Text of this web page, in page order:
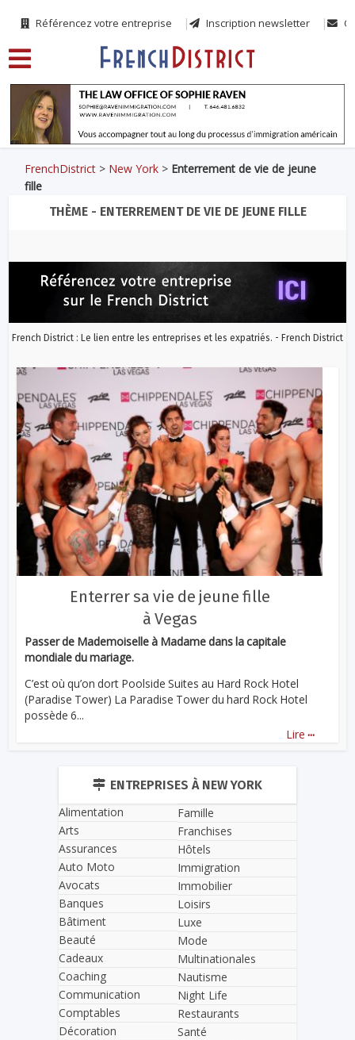
Référencez votre entreprise Inscription newsletter
FrenchDistrict > New York > Enterrement de vie de jeune
fille
THÈME - ENTERREMENT DE VIE DE JEUNE FILLE
French District : Le lien entre les entreprises et les expatriés. - French District
Enterrer sa vie de jeune fille
à Vegas
Passer de Mademoiselle à Madame dans la capitale
mondiale du mariage.
C’est où qu’on dort Poolside Suites au Hard Rock Hotel
(Paradise Tower) La Paradise Tower du hard Rock Hotel
possède 6...
Lire ...
ENTREPRISES À NEW YORK
Alimentation
Arts
Assurances
Auto Moto
Avocats
Banques
Bâtiment
Beauté
Cadeaux
Coaching
Communication
Comptables
Décoration
Famille
Franchises
Hôtels
Immigration
Immobilier
Loisirs
Luxe
Mode
Multinationales
Nautisme
Night Life
Restaurants
Santé